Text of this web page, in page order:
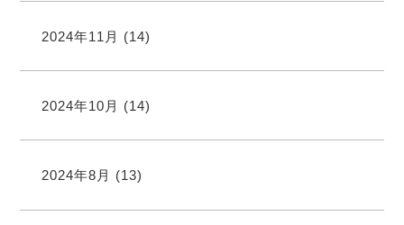
2024年11月 (14)
2024年10月 (14)
2024年8月 (13)